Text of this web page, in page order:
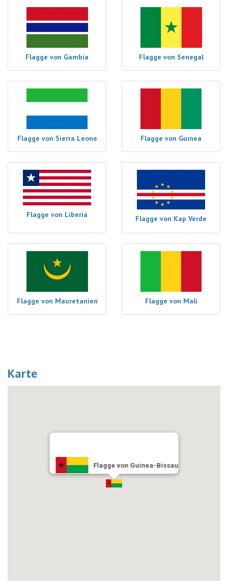
Flagge von Gambia Flagge von Senegal
Flagge von Sierra Leone Flagge von Guinea
Flagge von Liberia Flagge von Kap Verde
Flagge von Mauretanien Flagge von Mali
Karte
Flagge von Guinea-Bissau